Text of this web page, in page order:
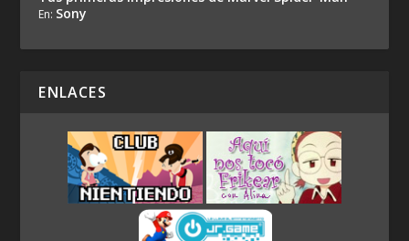
En: Sony
ENLACES